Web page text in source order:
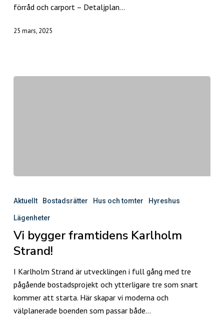
förråd och carport – Detaljplan…
25 mars, 2025
Karlholm
Strand!
Aktuellt Bostadsrätter Hus och tomter Hyreshus
Lägenheter
Vi bygger framtidens Karlholm
Strand!
I Karlholm Strand är utvecklingen i full gång med tre
pågående bostadsprojekt och ytterligare tre som snart
kommer att starta. Här skapar vi moderna och
välplanerade boenden som passar både…